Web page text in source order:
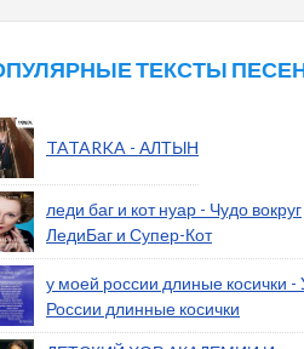
ТЕКСТЫ
TATARKA - АЛТЫН
леди баг и кот нуар - Чудо вокруг
ЛедиБаг и Супер-Кот
у моей россии длиные косички -
России длинные косички